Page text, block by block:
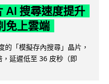
AI 搜尋速度提升
免上雲端
的「模擬存內搜尋」晶片，
延遲低至 36 皮秒（即